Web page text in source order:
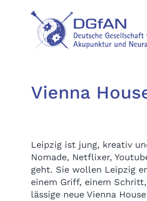
Vienna
Leipzig ist jung, kreativ
Nomade, Netflixer,
geht. Sie wollen Leipzig
einem Griff, einem
lässige neue Vienna